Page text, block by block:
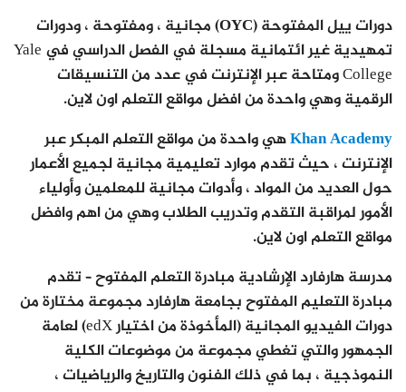
دورات ييل المفتوحة (OYC)
مجانية ، ومفتوحة ، ودورات
تمهيدية غير ائتمانية مسجلة في الفصل الدراسي في Yale
College ومتاحة عبر الإنترنت في عدد من التنسيقات
الرقمية وهي واحدة من افضل مواقع التعلم اون لاين.
Khan Academyهي واحدة من مواقع التعلم المبكر عبر
الإنترنت ، حيث تقدم موارد تعليمية مجانية لجميع الأعمار
حول العديد من المواد ، وأدوات مجانية للمعلمين وأولياء
الأمور لمراقبة التقدم وتدريب الطلاب وهي من اهم وافضل
مواقع التعلم اون لاين.
مدرسة هارفارد الإرشادية مبادرة التعلم المفتوح – تقدم
مبادرة التعليم المفتوح بجامعة هارفارد مجموعة مختارة من
دورات الفيديو المجانية (المأخوذة من اختيار edX) لعامة
الجمهور والتي تغطي مجموعة من موضوعات الكلية
النموذجية ، بما في ذلك الفنون والتاريخ والرياضيات ،